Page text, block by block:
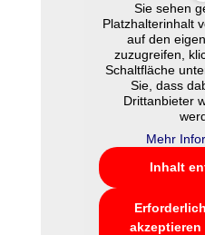
Sie sehen
Platzhalterinhalt
auf den
zuzugreifen,
Schaltfläche
Sie, dass
Drittanbieter
Mehr
Inhalt